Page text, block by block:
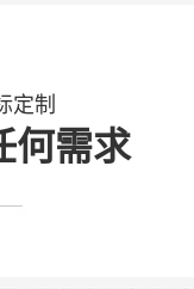
定制
何需求